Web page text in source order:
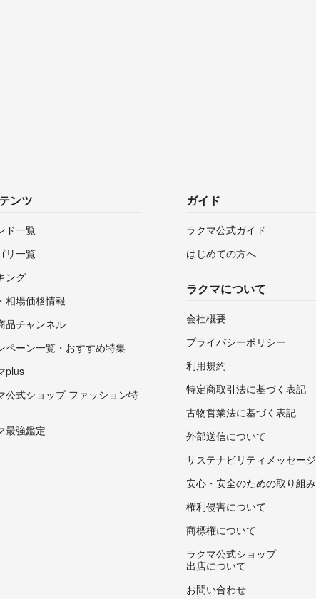
ンツ
ド一覧
リ一覧
ング
相場価格情報
品チャンネル
ペーン一覧・おすすめ特集
plus
公式ショップ ファッション特
最強鑑定
ガイド
ラクマ公式ガイド
はじめての方へ
ラクマについて
会社概要
プライバシーポリシー
利用規約
特定商取引法に基づく表記
古物営業法に基づく表記
外部送信について
サステナビリティメッセージ
安心・安全のための取り組み
権利侵害について
商標権について
ラクマ公式ショップ
出店について
お問い合わせ